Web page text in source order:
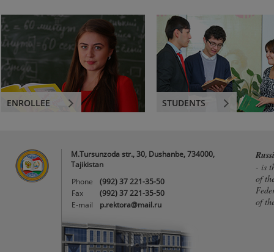
ENROLLEE STUDENTS
M.Tursunzoda str., 30, Dushanbe, 734000,
Tajikistan
Phone
(992) 37 221-35-50
Fax
(992) 37 221-35-50
E-mail
p.rektora@mail.ru
- is
of
of